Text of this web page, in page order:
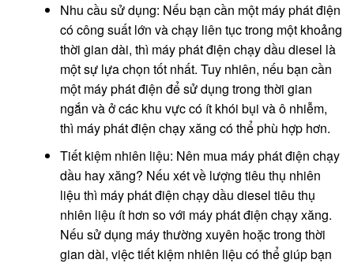
Nhu cầu sử dụng: Nếu bạn cần một máy phát điện
có công suất lớn và chạy liên tục trong một khoảng
thời gian dài, thì máy phát điện chạy dầu diesel là
một sự lựa chọn tốt nhất. Tuy nhiên, nếu bạn cần
một máy phát điện để sử dụng trong thời gian
ngắn và ở các khu vực có ít khói bụi và ô nhiễm,
thì máy phát điện chạy xăng có thể phù hợp hơn.
Tiết kiệm nhiên liệu: Nên mua máy phát điện chạy
dầu hay xăng? Nếu xét về lượng tiêu thụ nhiên
liệu thì máy phát điện chạy dầu diesel tiêu thụ
nhiên liệu ít hơn so với máy phát điện chạy xăng.
Nếu sử dụng máy thường xuyên hoặc trong thời
gian dài, việc tiết kiệm nhiên liệu có thể giúp bạn